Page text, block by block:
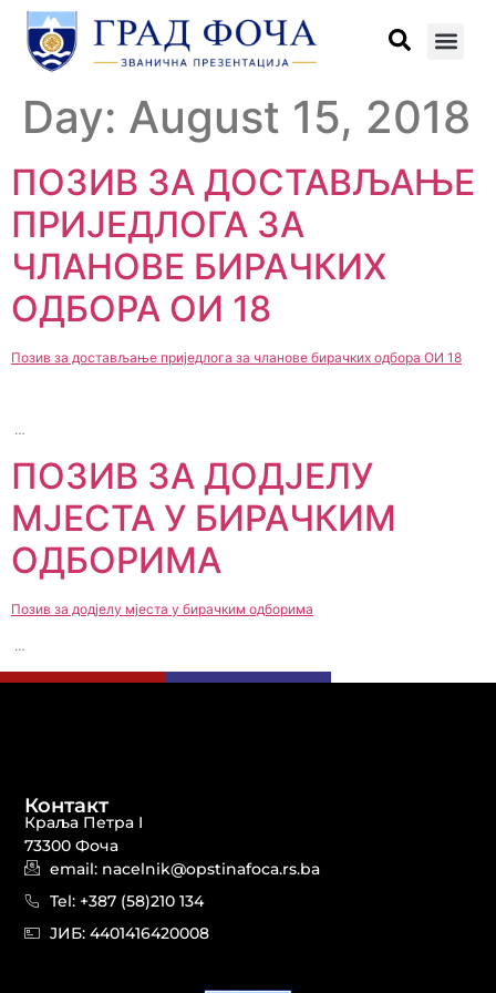
Day: August 15, 2018
ПОЗИВ ЗА ДОСТАВЉАЊЕ
ПРИЈЕДЛОГА ЗА
ЧЛАНОВЕ БИРАЧКИХ
ОДБОРА ОИ 18
Позив за достављање приједлога за чланове бирачких одбора ОИ 18
…
ПОЗИВ ЗА ДОДЈЕЛУ
МЈЕСТА У БИРАЧКИМ
ОДБОРИМА
Позив за додјелу мјеста у бирачким одборима
…
Контакт
Краља Петра I
73300 Фоча
email: nacelnik@opstinafoca.rs.ba
Tel: +387 (58)210 134
JИБ: 44014164​20008